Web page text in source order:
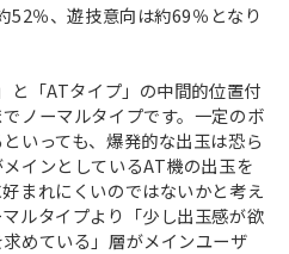
52％、遊技意向は約69％となり
と「ATタイプ」の中間的位置付
ノーマルタイプです。一定のボ
いっても、爆発的な出玉は恐ら
インとしているAT機の出玉を
まれにくいのではないかと考え
ルタイプより「少し出玉感が欲
めている」層がメインユーザ